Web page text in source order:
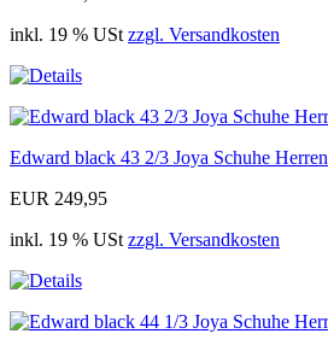
inkl. 19 % USt zzgl. Versandkosten
Edward black 43 2/3 Joya Schuhe Herren
EUR 249,95
inkl. 19 % USt zzgl. Versandkosten